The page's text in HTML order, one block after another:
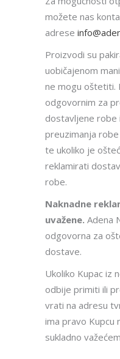
možete nas
adrese
Proizvodi su
uobičajenom
ne mogu oštetiti.
odgovornim za
dostavljene robe
preuzimanja
te ukoliko je
reklamirati
robe.
Naknadne
uvažene. Adena
odgovorna za
dostave.
Ukoliko Kupac iz
odbije primiti ili
vrati na adresu
ima pravo Kupcu
sukladno